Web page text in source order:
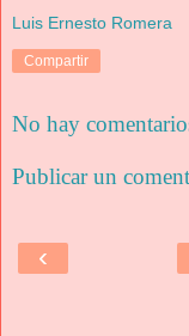
Luis Ernesto Romera
Compartir
No hay
Publicar un
‹